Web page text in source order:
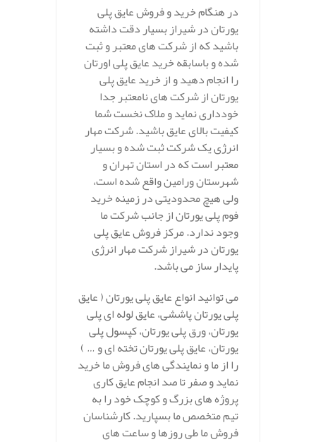
در هنگام خرید و فروش عایق پلی
یورتان در شیراز بسیار دقت داشته
باشید که از شرکت های معتبر و ثبت
شده و باسابقه خرید عایق پلی اورتان
را انجام دهید و از خرید عایق پلی
یورتان از شرکت های نامعتبر جدا
خودداری نماید و ملاک نخست شما
کیفیت بالای عایق باشید. شرکت مهار
انرژی یک شرکت ثبت شده و بسیار
معتبر است که در استان تهران و
شهرستان ورامین واقع شده است،
ولی هیچ محدودیتی در زمینه خرید
فوم پلی یورتان از جانب شرکت ما
وجود ندارد. مرکز فروش عایق پلی
یورتان در شیراز شرکت مهار انرژی
پایدار ساز می باشد.
می توانید انواع عایق پلی یورتان ( عایق
پلی یورتان پاششی، عایق لوله ای پلی
یورتان، ورق پلی یورتان، کپسول پلی
یورتان، عایق پلی یورتان تخته ای و … )
را از ما و نمایندگی های فروش ما خرید
نماید و صفر تا صد انجام عایق کاری
پروژه های بزرگ و کوچک خود را به
تیم متخصص ما بسپارید. کارشناسان
فروش ما طی روزها و ساعت های